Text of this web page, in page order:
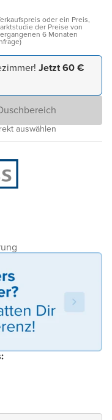
oder ein Preis,
der Preise von
6 Monaten
Jetzt 60 €
auswählen